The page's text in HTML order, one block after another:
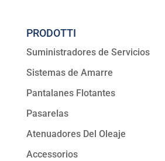
PRODOTTI
Suministradores de Servicios
Sistemas de Amarre
Pantalanes Flotantes
Pasarelas
Atenuadores Del Oleaje
Accessorios